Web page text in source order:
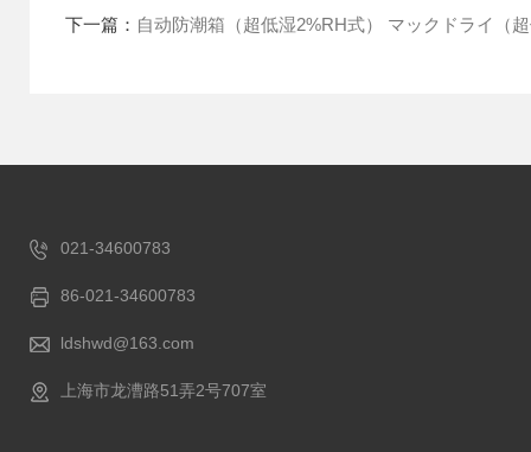
下一篇： 自动防潮箱（超低湿2%RH式） マックドライ（
021-34600783
86-021-34600783
ldshwd@163.com
上海市龙漕路51弄2号707室